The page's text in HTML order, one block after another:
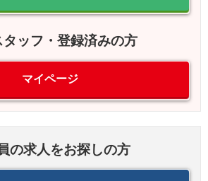
タッフ・登録済みの方
マイページ
の求人をお探しの方